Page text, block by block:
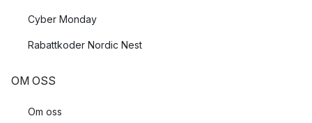
Cyber Monday
Rabattkoder Nordic Nest
OM OSS
Om oss